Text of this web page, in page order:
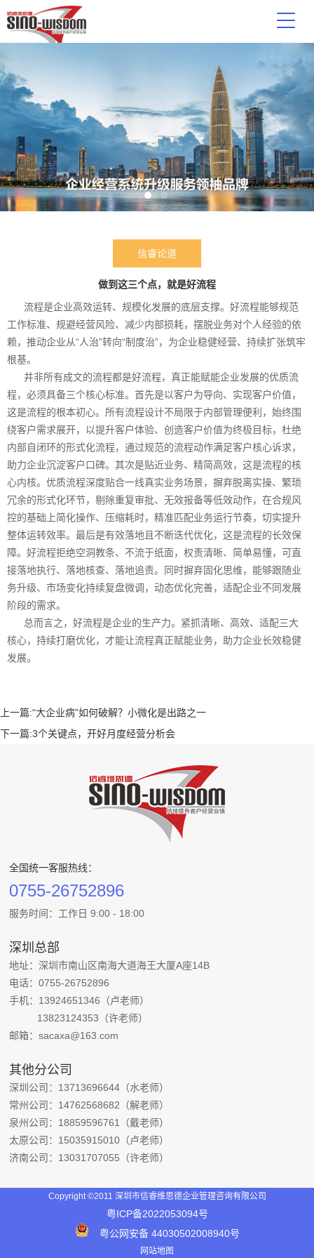
信睿论道
做到这三个点，就是好流程
流程是企业高效运转、规模化发展的底层支撑。好流程能够规范
工作标准、规避经营风险、减少内部损耗，摆脱业务对个人经验的依
赖，推动企业从“人治”转向“制度治”，为企业稳健经营、持续扩张筑牢
根基。
并非所有成文的流程都是好流程，真正能赋能企业发展的优质流
程，必须具备三个核心标准。首先是以客户为导向、实现客户价值，
这是流程的根本初心。所有流程设计不局限于内部管理便利，始终围
绕客户需求展开，以提升客户体验、创造客户价值为终极目标，杜绝
内部自闭环的形式化流程，通过规范的流程动作满足客户核心诉求，
助力企业沉淀客户口碑。其次是贴近业务、精简高效，这是流程的核
心内核。优质流程深度贴合一线真实业务场景，摒弃脱离实操、繁琐
冗余的形式化环节，剔除重复审批、无效报备等低效动作，在合规风
控的基础上简化操作、压缩耗时，精准匹配业务运行节奏，切实提升
整体运转效率。最后是有效落地且不断迭代优化，这是流程的长效保
障。好流程拒绝空洞教条、不流于纸面，权责清晰、简单易懂，可直
接落地执行、落地核查、落地追责。同时摒弃固化思维，能够跟随业
务升级、市场变化持续复盘微调，动态优化完善，适配企业不同发展
阶段的需求。
总而言之，好流程是企业的生产力。紧抓清晰、高效、适配三大
核心，持续打磨优化，才能让流程真正赋能业务，助力企业长效稳健
发展。
上一篇:“大企业病”如何破解？小微化是出路之一
下一篇:3个关键点，开好月度经营分析会
全国统一客服热线：
0755-26752896
服务时间：工作日 9:00 - 18:00
深圳总部
地址：深圳市南山区南海大道海王大厦A座14B
电话：0755-26752896
手机：13924651346（卢老师）
13823124353（许老师）
邮箱：sacaxa@163.com
其他分公司
深圳公司：13713696644（水老师）
常州公司：14762568682（解老师）
泉州公司：18859596761（戴老师）
太原公司：15035915010（卢老师）
济南公司：13031707055（许老师）
Copyright ©2011 深圳市信睿维思德企业管理咨询有限公司
粤ICP备‪2022053094‬号
粤公网安备 44030502008940号
网站地图